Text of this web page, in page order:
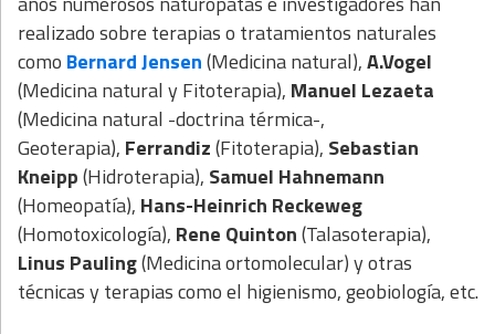
realizado sobre terapias o tratamientos naturales
como Bernard Jensen(Medicina natural),A.Vogel
(Medicina natural y Fitoterapia), Manuel Lezaeta
(Medicina natural -doctrina térmica-,
Geoterapia), Ferrandiz(Fitoterapia), Sebastian
Kneipp(Hidroterapia), Samuel Hahnemann
(Homeopatía), Hans-Heinrich Reckeweg
(Homotoxicología), Rene Quinton(Talasoterapia),
Linus Pauling(Medicina ortomolecular) y otras
técnicas y terapias como el higienismo, geobiología, etc.